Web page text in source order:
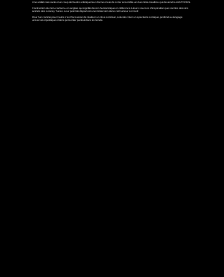
Une amitié naissante et un coup de foudre artistique leur donne envie de créer ensemble un duo mime-beatbox qui deviendra LES TOONS.
Contraction du mot «cartoon» en anglais qui signifie dessin humoristique en référence à leurs sources d’inspiration que sont les dessins
animés des Looney Tunes. Leur point de départ est une immersion dans cet humour corrosif.
Pour l’un comme pour l’autre c’est l’occasion de réaliser un rêve commun, celui de créer un spectacle comique, profond au langage
universel et poétique et de le présenter partout dans le monde.